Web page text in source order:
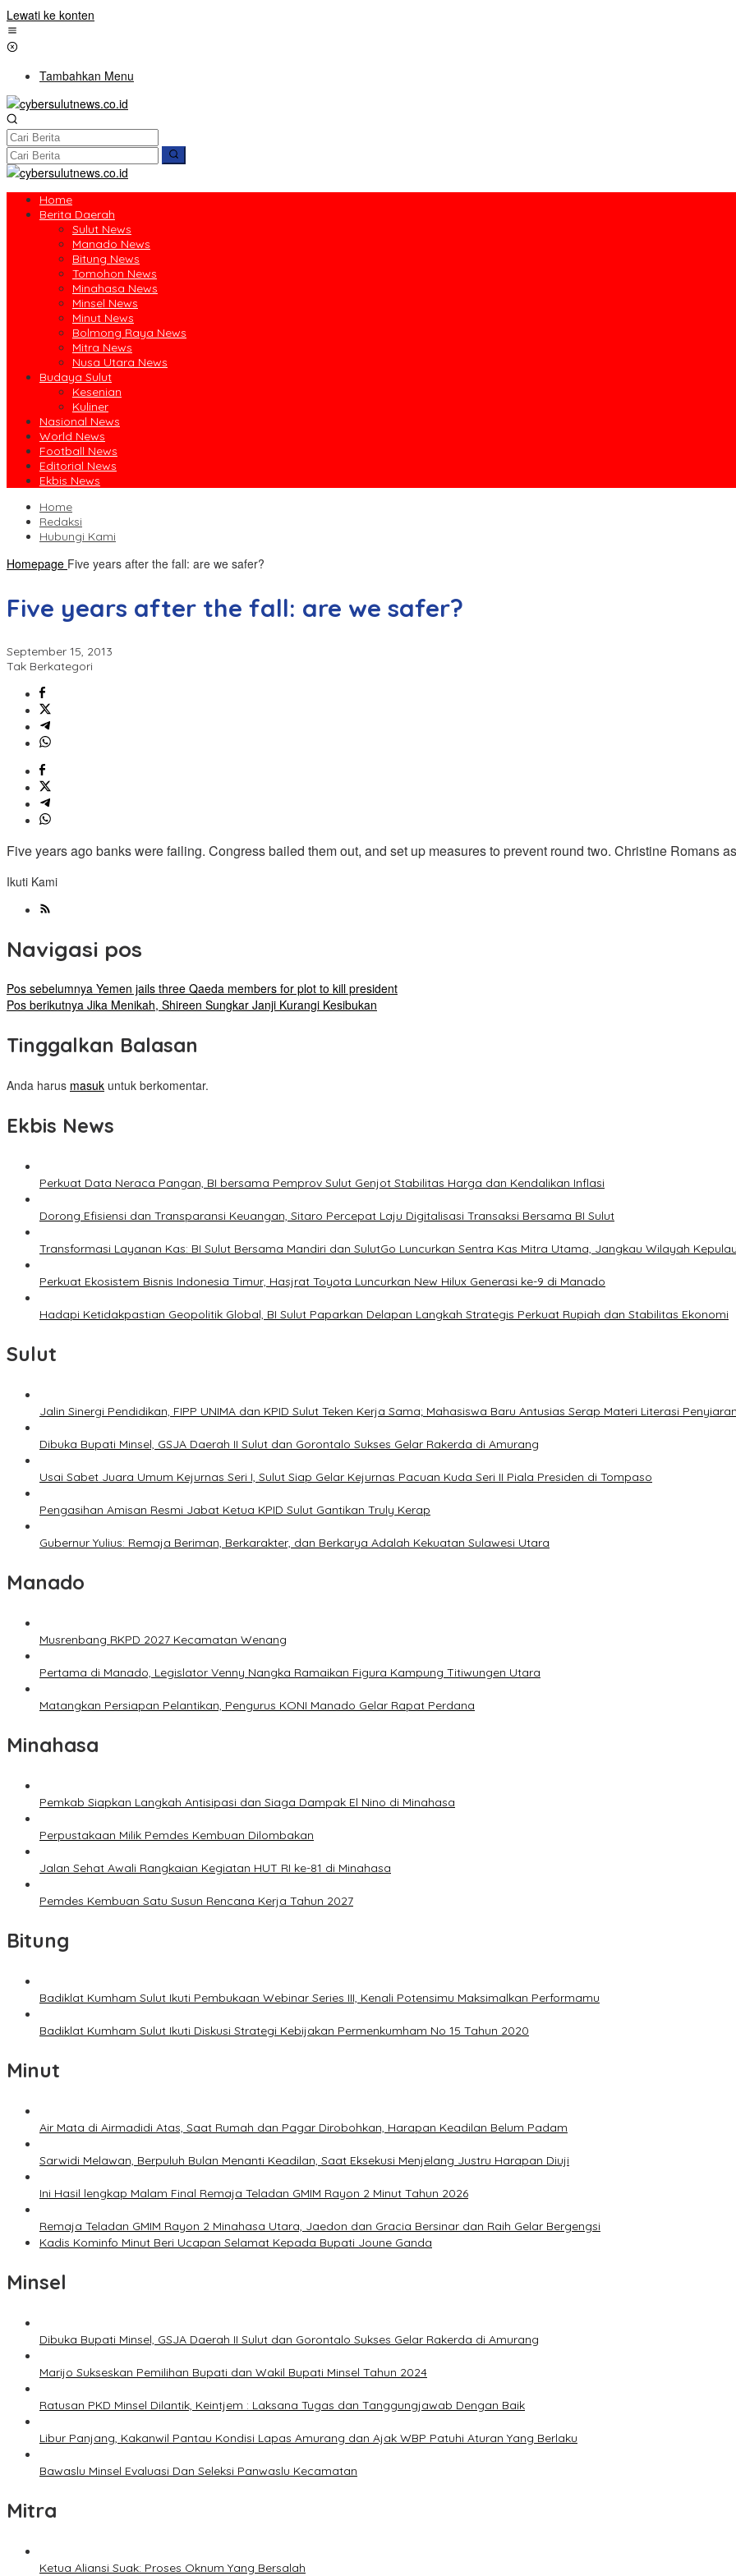
Lewati ke konten
Tambahkan Menu
Home
Berita Daerah
Sulut News
Manado News
Bitung News
Tomohon News
Minahasa News
Minsel News
Minut News
Bolmong Raya News
Mitra News
Nusa Utara News
Budaya Sulut
Kesenian
Kuliner
Nasional News
World News
Football News
Editorial News
Ekbis News
Home
Redaksi
Hubungi Kami
Homepage Five years after the fall: are we safer?
Five years after the fall: are we safer?
September 15, 2013
Tak Berkategori
Five years ago banks were failing. Congress bailed them out, and set up measures to prevent round two. Christine Romans
Ikuti Kami
Navigasi pos
Pos sebelumnya Yemen jails three Qaeda members for plot to kill president
Pos berikutnya Jika Menikah, Shireen Sungkar Janji Kurangi Kesibukan
Tinggalkan Balasan
Anda harus masuk untuk berkomentar.
Ekbis News
Perkuat Data Neraca Pangan, BI bersama Pemprov Sulut Genjot Stabilitas Harga dan Kendalikan Inflasi
Dorong Efisiensi dan Transparansi Keuangan, Sitaro Percepat Laju Digitalisasi Transaksi Bersama BI Sulut
Transformasi Layanan Kas: BI Sulut Bersama Mandiri dan SulutGo Luncurkan Sentra Kas Mitra Utama, Jangkau Wilayah
Perkuat Ekosistem Bisnis Indonesia Timur, Hasjrat Toyota Luncurkan New Hilux Generasi ke-9 di Manado
Hadapi Ketidakpastian Geopolitik Global, BI Sulut Paparkan Delapan Langkah Strategis Perkuat Rupiah dan Stabilitas Ekonomi
Sulut
Jalin Sinergi Pendidikan, FIPP UNIMA dan KPID Sulut Teken Kerja Sama; Mahasiswa Baru Antusias Serap Materi Literasi Penyiaran
Dibuka Bupati Minsel, GSJA Daerah II Sulut dan Gorontalo Sukses Gelar Rakerda di Amurang
Usai Sabet Juara Umum Kejurnas Seri I, Sulut Siap Gelar Kejurnas Pacuan Kuda Seri II Piala Presiden di Tompaso
Pengasihan Amisan Resmi Jabat Ketua KPID Sulut Gantikan Truly Kerap
Gubernur Yulius: Remaja Beriman, Berkarakter, dan Berkarya Adalah Kekuatan Sulawesi Utara
Manado
Musrenbang RKPD 2027 Kecamatan Wenang
Pertama di Manado, Legislator Venny Nangka Ramaikan Figura Kampung Titiwungen Utara
Matangkan Persiapan Pelantikan, Pengurus KONI Manado Gelar Rapat Perdana
Minahasa
Pemkab Siapkan Langkah Antisipasi dan Siaga Dampak El Nino di Minahasa
Perpustakaan Milik Pemdes Kembuan Dilombakan
Jalan Sehat Awali Rangkaian Kegiatan HUT RI ke-81 di Minahasa
Pemdes Kembuan Satu Susun Rencana Kerja Tahun 2027
Bitung
Badiklat Kumham Sulut Ikuti Pembukaan Webinar Series III, Kenali Potensimu Maksimalkan Performamu
Badiklat Kumham Sulut Ikuti Diskusi Strategi Kebijakan Permenkumham No 15 Tahun 2020
Minut
Air Mata di Airmadidi Atas, Saat Rumah dan Pagar Dirobohkan, Harapan Keadilan Belum Padam
Sarwidi Melawan, Berpuluh Bulan Menanti Keadilan, Saat Eksekusi Menjelang Justru Harapan Diuji
Ini Hasil lengkap Malam Final Remaja Teladan GMIM Rayon 2 Minut Tahun 2026
Remaja Teladan GMIM Rayon 2 Minahasa Utara, Jaedon dan Gracia Bersinar dan Raih Gelar Bergengsi
Kadis Kominfo Minut Beri Ucapan Selamat Kepada Bupati Joune Ganda
Minsel
Dibuka Bupati Minsel, GSJA Daerah II Sulut dan Gorontalo Sukses Gelar Rakerda di Amurang
Marijo Sukseskan Pemilihan Bupati dan Wakil Bupati Minsel Tahun 2024
Ratusan PKD Minsel Dilantik, Keintjem : Laksana Tugas dan Tanggungjawab Dengan Baik
Libur Panjang, Kakanwil Pantau Kondisi Lapas Amurang dan Ajak WBP Patuhi Aturan Yang Berlaku
Bawaslu Minsel Evaluasi Dan Seleksi Panwaslu Kecamatan
Mitra
Ketua Aliansi Suak: Proses Oknum Yang Bersalah